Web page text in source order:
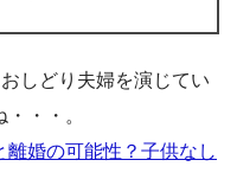
しどり夫婦を演じてい
・・。
婚の可能性？子供なし